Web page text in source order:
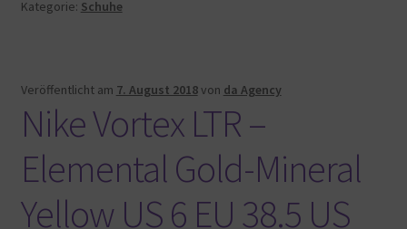
Kategorie: Schuhe
Veröffentlicht am 7. August 2018von da Agency
Nike Vortex LTR –
Elemental Gold-Mineral
Yellow US 6 EU 38.5 US